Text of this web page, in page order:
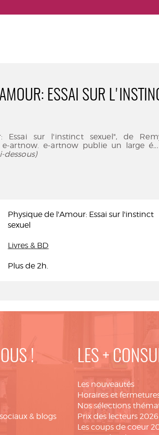
ESSAI SUR
Essai sur l'instinct sexuel", de
artnow. e-artnow publie un large é
Physique de l'Amour: Essai sur l'instinct
sexuel
Livres & BD
Plus de 2h.
!
& blogs
LES +
Les nouveautés
Horaires et
Nos sélections
Prix des lecteurs 2026
Les coups de coeur